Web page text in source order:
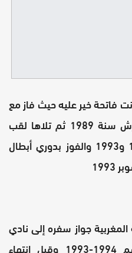
فاتحة خير عليه حيث فاز مع
هذا الصرح العظيم بكأس العرش سنة 1989 ثم تلاها لقب
البطولة سنوات 1990 و1991 و1993 والفوز بدوري أبطال
جواز سفره إلى نادي
نانت الفرنسي منتصف موسم 1994-1993 وقبل انتهاء